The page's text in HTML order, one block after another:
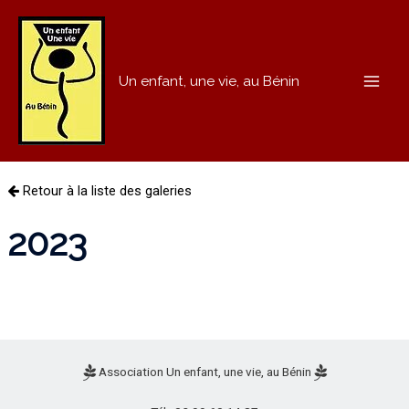
Un enfant, une vie, au Bénin
Retour à la liste des galeries
2023
Association Un enfant, une vie, au Bénin